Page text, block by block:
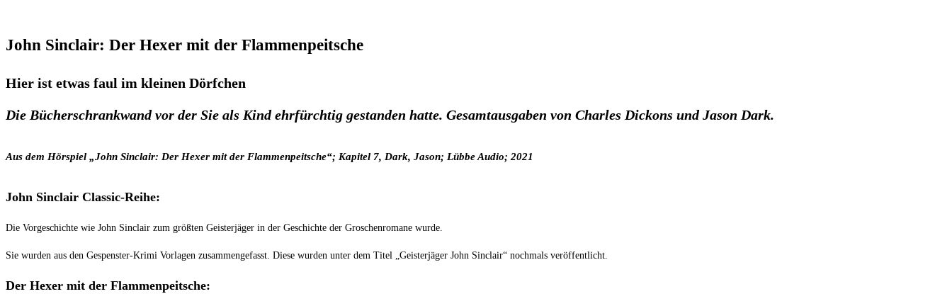
John Sinclair: Der Hexer mit der Flammenpeitsche
Hier ist etwas faul im kleinen Dörfchen
Die Bücherschrankwand vor der Sie als Kind ehrfürchtig gestanden hatte. Gesamtausgaben von Charles Dickons und Jason Dark.
Aus dem Hörspiel „John Sinclair: Der Hexer mit der Flammenpeitsche“; Kapitel 7, Dark, Jason; Lübbe Audio; 2021
John Sinclair Classic-Reihe:
Die Vorgeschichte wie John Sinclair zum größten Geisterjäger in der Geschichte der Groschenromane wurde.
Sie wurden aus den Gespenster-Krimi Vorlagen zusammengefasst. Diese wurden unter dem Titel „Geisterjäger John Sinclair“ nochmals veröffentlicht.
Der Hexer mit der Flammenpeitsche: